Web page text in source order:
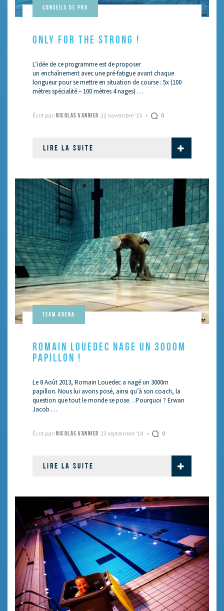
Conseils de pro
ONLY FOR THE STRONG !
L’idée de ce programme est de proposer
un enchaînement avec une pré-fatigue avant chaque
longueur pour se mettre en situation de course : 5x (100
mètres spécialité – 100 mètres 4 nages) …
Écrit par: NICOLAS VANNIER 22 novembre '15 0
LIRE LA SUITE
Team arena
ROMAIN LOUEDEC NAGE UN 3000M
PAPILLON !
Le 8 Août 2013, Romain Louedec a nagé un 3000m
papillon. Nous lui avons posé, ainsi qu’à son coach, la
question que tout le monde se pose…Pourquoi ? Erwan
Jacob …
Écrit par: NICOLAS VANNIER 23 septembre '14 0
LIRE LA SUITE